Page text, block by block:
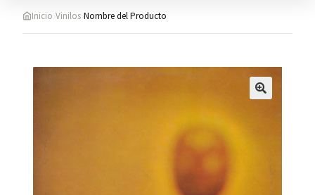
Inicio›Vinilos›Nombre del Producto